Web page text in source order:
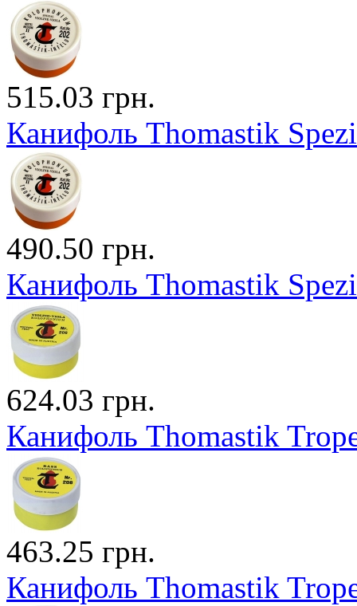
515.03 грн.
Канифоль Thomastik
490.50 грн.
Канифоль Thomastik
624.03 грн.
Канифоль Thomastik
463.25 грн.
Канифоль Thomastik